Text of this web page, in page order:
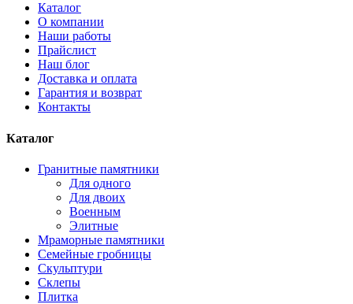
Каталог
О компании
Наши работы
Прайслист
Наш блог
Доставка и оплата
Гарантия и возврат
Контакты
Каталог
Гранитные памятники
Для одного
Для двоих
Военным
Элитные
Мраморные памятники
Семейные гробницы
Скульптури
Склепы
Плитка